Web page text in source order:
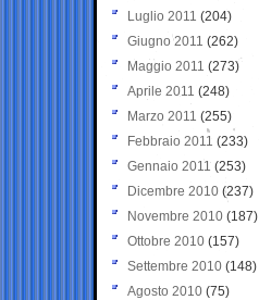
Luglio 2011 (204)
Giugno 2011 (262)
Maggio 2011 (273)
Aprile 2011 (248)
Marzo 2011 (255)
Febbraio 2011 (233)
Gennaio 2011 (253)
Dicembre 2010 (237)
Novembre 2010 (187)
Ottobre 2010 (157)
Settembre 2010 (148)
Agosto 2010 (75)